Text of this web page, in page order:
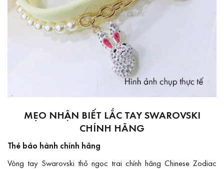
MẸO NHẬN BIẾT LẮC TAY SWAROVSKI
CHÍNH HÃNG
Thẻ bảo hành chính hãng
Vòng tay Swarovski thỏ ngọc trai chính hãng Chinese Zodiac